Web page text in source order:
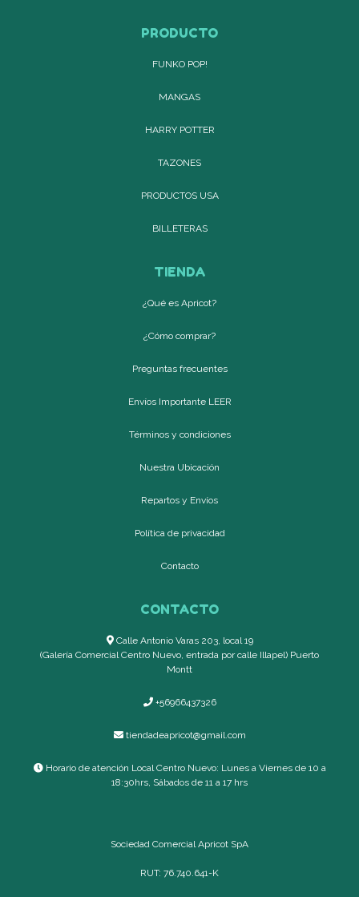
PRODUCTO
FUNKO POP!
MANGAS
HARRY POTTER
TAZONES
PRODUCTOS USA
BILLETERAS
TIENDA
¿Qué es Apricot?
¿Cómo comprar?
Preguntas frecuentes
Envíos Importante LEER
Términos y condiciones
Nuestra Ubicación
Repartos y Envíos
Política de privacidad
Contacto
CONTACTO
Calle Antonio Varas 203, local 19
(Galería Comercial Centro Nuevo, entrada por calle Illapel) Puerto
Montt
+56966437326
tiendadeapricot@gmail.com
Horario de atención Local Centro Nuevo: Lunes a Viernes de 10 a
18:30hrs, Sábados de 11 a 17 hrs
Sociedad Comercial Apricot SpA
RUT: 76.740.641-K